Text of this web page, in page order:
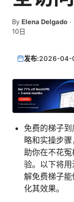
By Elena Delgado ·
10日
发布:2026-04-
免费的梯子
略和实操步
助你在不花
验。以下将
解免费梯子
化其效果。